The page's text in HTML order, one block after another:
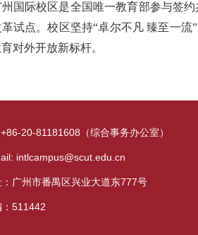
际校区是全国唯一教育部参与签约
试点。校区坚持“卓尔不凡 臻至一
对外开放新标杆。
20-81181608（综合事务办公室）
intlcampus@scut.edu.cn
：广州市番禺区兴业大道东777号
：511442